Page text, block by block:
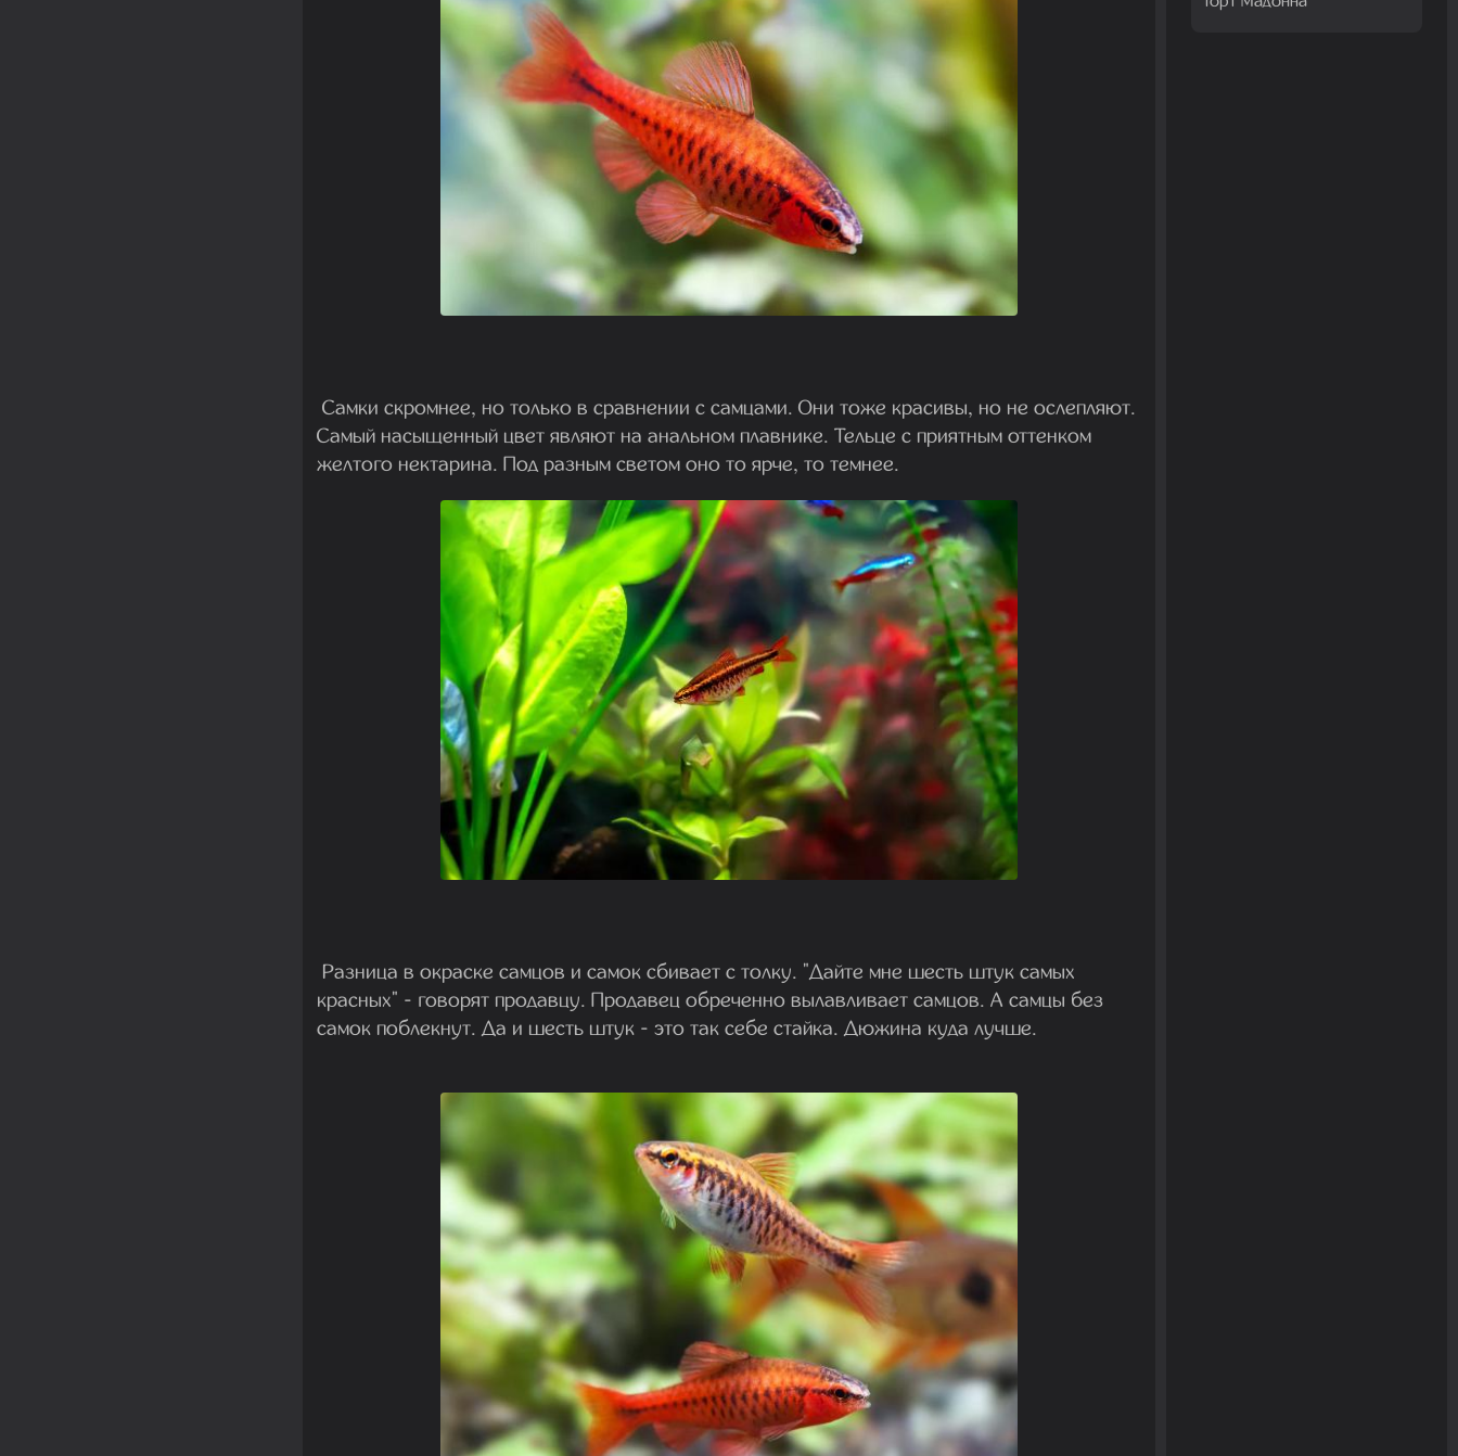
Самки скромнее, но только в сравнении с самцами. Они тоже красивы, но не ослепляют.
Самый насыщенный цвет являют на анальном плавнике. Тельце с приятным оттенком
желтого нектарина. Под разным светом оно то ярче, то темнее.
Разница в окраске самцов и самок сбивает с толку. "Дайте мне шесть штук самых
красных" - говорят продавцу. Продавец обреченно вылавливает самцов. А самцы без
самок поблекнут. Да и шесть штук - это так себе стайка. Дюжина куда лучше.